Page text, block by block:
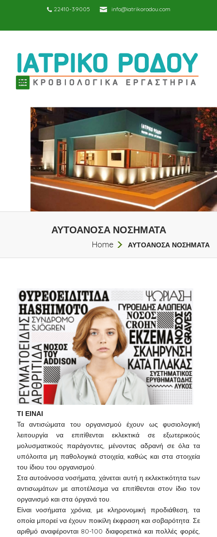
22410-39005 info@iatrikorodou.com
TOGGLE
NAVIGATION
ΑΥΤΟΑΝΟΣΑ ΝΟΣΗΜΑΤΑ
Home ΑΥΤΟΑΝΟΣΑ ΝΟΣΗΜΑΤΑ
ΤΙ ΕΙΝΑΙ
Τα αντισώματα του οργανισμού έχουν ως φυσιολογική
λειτουργία να επιτίθενται εκλεκτικά σε εξωτερικούς
μολυσματικούς παράγοντες, μένοντας αδρανή σε όλα τα
υπόλοιπα μη παθολογικά στοιχεία, καθώς και στα στοιχεία
του ίδιου του οργανισμού.
Στα αυτοάνοσα νοσήματα, χάνεται αυτή η εκλεκτικότητα των
αντισωμάτων με αποτέλεσμα να επιτίθενται στον ίδιο τον
οργανισμό και στα όργανά του.
Είναι νοσήματα χρόνια, με κληρονομική προδιάθεση, τα
οποία μπορεί να έχουν ποικίλη έκφραση και σοβαρότητα. Σε
αριθμό αναφέρονται 80-100 διαφορετικά και πολλές φορές,